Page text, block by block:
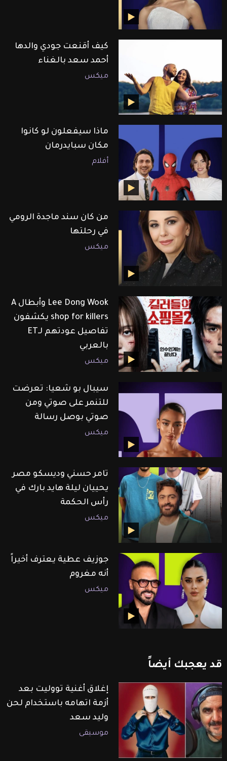
كيف أقنعت جودي والدها
أحمد سعد بالغناء
ميكس
ماذا سيفعلون لو كانوا
مكان سبايدرمان
أفلام
من كان سند ماجدة الرومي
في رحلتها
ميكس
Lee Dong Wook وأبطال A
shop for killers يكشفون
تفاصيل عودتهم لـET
بالعربي
ميكس
سيبال بو شعيا: تعرضت
للتنمر على صوتي ومن
صوتي بوصل رسالة
ميكس
تامر حسني وديسكو مصر
يحييان ليلة هايد بارك في
رأس الحكمة
ميكس
جوزيف عطية يعترف أخيراً
أنه مغروم
ميكس
قد يعجبك أيضاً
إغلاق أغنية تووليت بعد
أزمة اتهامه باستخدام لحن
وليد سعد
موسيقى